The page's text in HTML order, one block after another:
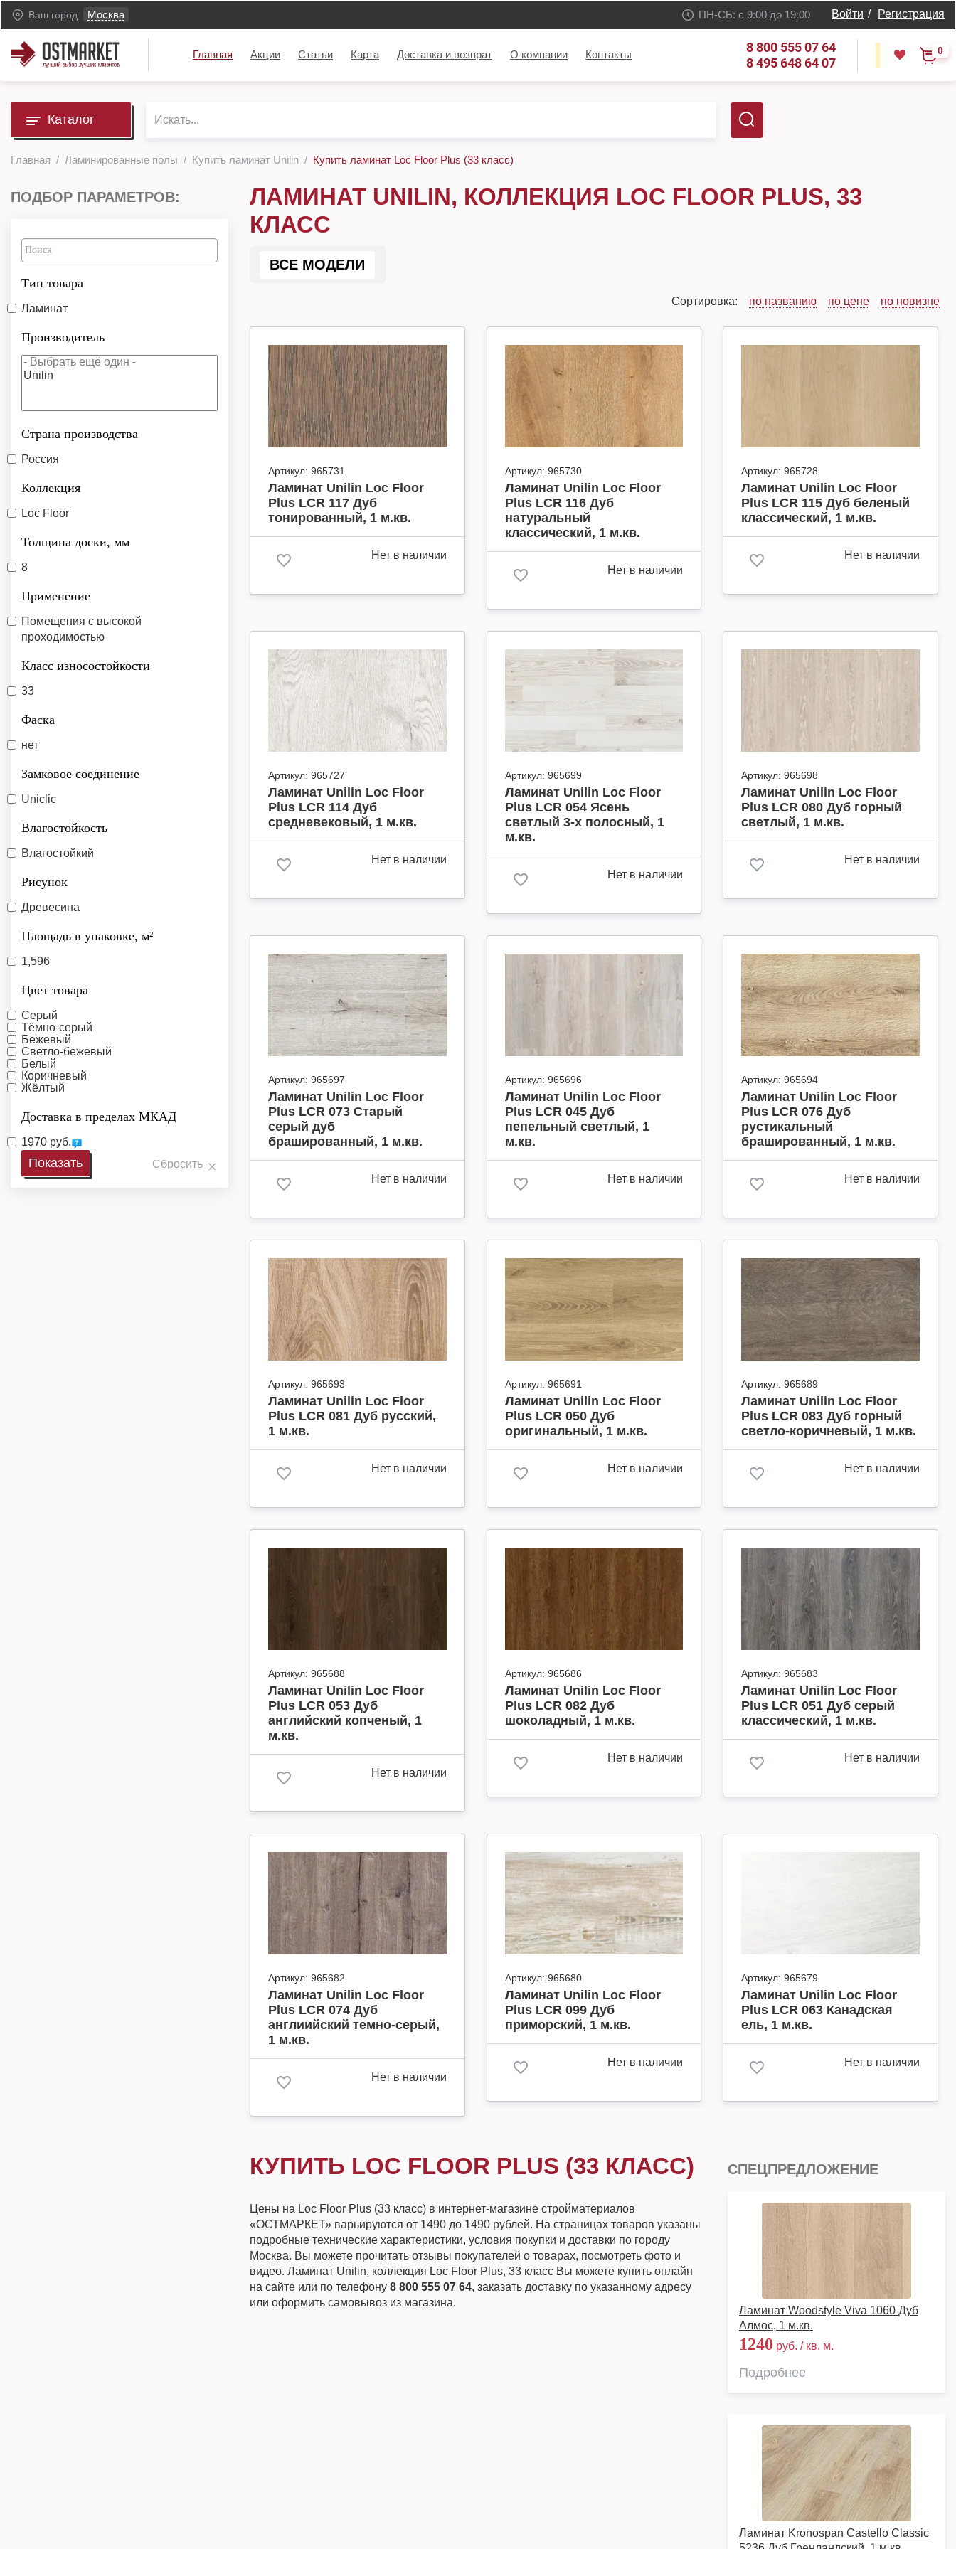
Ваш город: Москва ПН-СБ: с 9:00 до 19:00 Войти / Регистрация
Главная Акции Статьи Карта Доставка и возврат О компании Контакты
8 800 555 07 64
8 495 648 64 07
0
Каталог
Главная Ламинированные полы Купить ламинат Unilin Купить ламинат Loc Floor Plus (33 класс)
ПОДБОР ПАРАМЕТРОВ:
Тип товара
Ламинат
Производитель
Страна производства
Россия
Коллекция
Loc Floor
Толщина доски, мм
8
Применение
Помещения с высокой
проходимостью
Класс износостойкости
33
Фаска
нет
Замковое соединение
Uniclic
Влагостойкость
Влагостойкий
Рисунок
Древесина
Площадь в упаковке, м²
1,596
Цвет товара
Серый
Тёмно-серый
Бежевый
Светло-бежевый
Белый
Коричневый
Жёлтый
Доставка в пределах МКАД
1970 руб.
ЛАМИНАТ UNILIN, КОЛЛЕКЦИЯ LOC FLOOR PLUS, 33
КЛАСС
ВСЕ МОДЕЛИ
Сортировка: по названию по цене по новизне
Артикул: 965731
Ламинат Unilin Loc Floor
Plus LCR 117 Дуб
тонированный, 1 м.кв.
Нет в наличии
Артикул: 965730
Ламинат Unilin Loc Floor
Plus LCR 116 Дуб
натуральный
классический, 1 м.кв.
Нет в наличии
Артикул: 965728
Ламинат Unilin Loc Floor
Plus LCR 115 Дуб беленый
классический, 1 м.кв.
Нет в наличии
Артикул: 965727
Ламинат Unilin Loc Floor
Plus LCR 114 Дуб
средневековый, 1 м.кв.
Нет в наличии
Артикул: 965699
Ламинат Unilin Loc Floor
Plus LCR 054 Ясень
светлый 3-х полосный, 1
м.кв.
Нет в наличии
Артикул: 965698
Ламинат Unilin Loc Floor
Plus LCR 080 Дуб горный
светлый, 1 м.кв.
Нет в наличии
Артикул: 965697
Ламинат Unilin Loc Floor
Plus LCR 073 Старый
серый дуб
брашированный, 1 м.кв.
Нет в наличии
Артикул: 965696
Ламинат Unilin Loc Floor
Plus LCR 045 Дуб
пепельный светлый, 1
м.кв.
Нет в наличии
Артикул: 965694
Ламинат Unilin Loc Floor
Plus LCR 076 Дуб
рустикальный
брашированный, 1 м.кв.
Нет в наличии
Артикул: 965693
Ламинат Unilin Loc Floor
Plus LCR 081 Дуб русский,
1 м.кв.
Нет в наличии
Артикул: 965691
Ламинат Unilin Loc Floor
Plus LCR 050 Дуб
оригинальный, 1 м.кв.
Нет в наличии
Артикул: 965689
Ламинат Unilin Loc Floor
Plus LCR 083 Дуб горный
светло-коричневый, 1 м.кв.
Нет в наличии
Артикул: 965688
Ламинат Unilin Loc Floor
Plus LCR 053 Дуб
английский копченый, 1
м.кв.
Нет в наличии
Артикул: 965686
Ламинат Unilin Loc Floor
Plus LCR 082 Дуб
шоколадный, 1 м.кв.
Нет в наличии
Артикул: 965683
Ламинат Unilin Loc Floor
Plus LCR 051 Дуб серый
классический, 1 м.кв.
Нет в наличии
Артикул: 965682
Ламинат Unilin Loc Floor
Plus LCR 074 Дуб
англиийский темно-серый,
1 м.кв.
Нет в наличии
Артикул: 965680
Ламинат Unilin Loc Floor
Plus LCR 099 Дуб
приморский, 1 м.кв.
Нет в наличии
Артикул: 965679
Ламинат Unilin Loc Floor
Plus LCR 063 Канадская
ель, 1 м.кв.
Нет в наличии
КУПИТЬ LOC FLOOR PLUS (33 КЛАСС)
Цены на Loc Floor Plus (33 класс) в интернет-магазине стройматериалов
«ОСТМАРКЕТ» варьируются от 1490 до 1490 рублей. На страницах товаров указаны
подробные технические характеристики, условия покупки и доставки по городу
Москва. Вы можете прочитать отзывы покупателей о товарах, посмотреть фото и
видео. Ламинат Unilin, коллекция Loc Floor Plus, 33 класс Вы можете купить онлайн
на сайте или по телефону 8 800 555 07 64, заказать доставку по указанному адресу
или оформить самовывоз из магазина.
СПЕЦПРЕДЛОЖЕНИЕ
Ламинат Woodstyle Viva 1060 Дуб
Алмос, 1 м.кв.
1240 руб. / кв. м.
Подробнее
Ламинат Kronospan Castello Classic